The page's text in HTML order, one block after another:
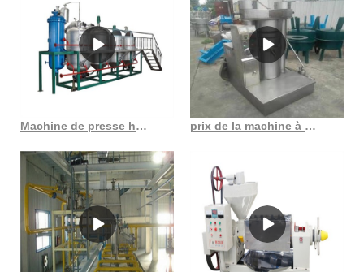
Machine de presse hydraulique d’extraction d’huile de graine de bonne qualité de vente chaude prix de la machine à huile de soja prix de la machine à huile de soja en Chine